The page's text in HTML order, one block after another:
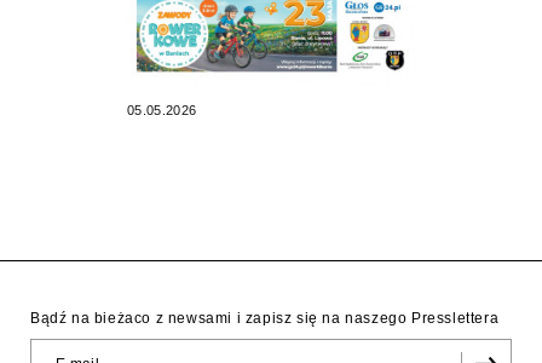
05.05.2026
Bądź na bieżaco z newsami i zapisz się na naszego Presslettera